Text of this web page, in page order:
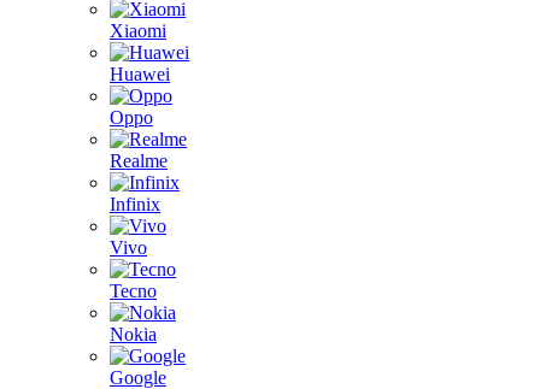
Xiaomi
Huawei
Oppo
Realme
Infinix
Vivo
Tecno
Nokia
Google